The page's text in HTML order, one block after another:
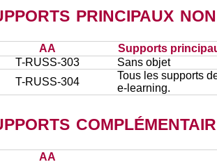
principaux
AA
Supports
T-RUSS-303
Sans objet
T-RUSS-304
Tous les supports
e-learning.
AA